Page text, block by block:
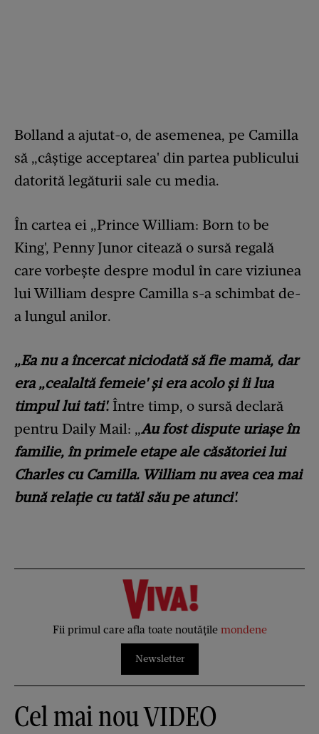
Bolland a ajutat-o, de asemenea, pe Camilla
să „câștige acceptarea' din partea publicului
datorită legăturii sale cu media.
În cartea ei „Prince William: Born to be
King', Penny Junor citează o sursă regală
care vorbește despre modul în care viziunea
lui William despre Camilla s-a schimbat de-
a lungul anilor.
„Ea nu a încercat niciodată să fie mamă, dar
era „cealaltă femeie' și era acolo și îi lua
timpul lui tati'. Între timp, o sursă declară
pentru Daily Mail: „Au fost dispute uriașe în
familie, în primele etape ale căsătoriei lui
Charles cu Camilla. William nu avea cea mai
bună relație cu tatăl său pe atunci'.
Fii primul care afla toate noutățile mondene
Newsletter
Cel mai nou VIDEO